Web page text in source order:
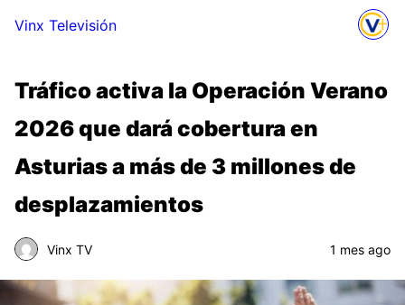
Vinx Televisión
Tráfico activa la Operación Verano
2026 que dará cobertura en
Asturias a más de 3 millones de
desplazamientos
Vinx TV 1 mes ago